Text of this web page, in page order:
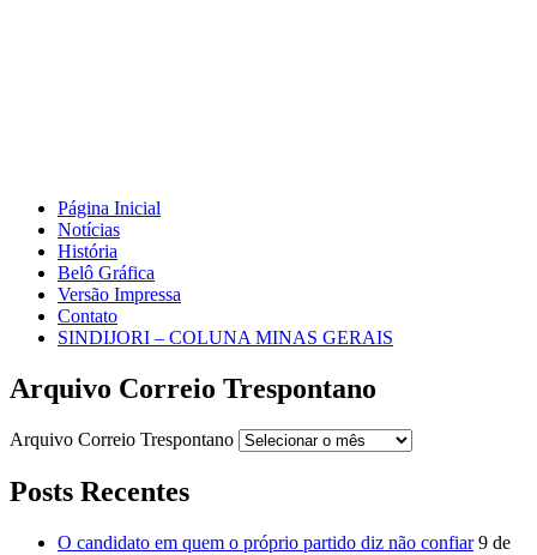
Página Inicial
Notícias
História
Belô Gráfica
Versão Impressa
Contato
SINDIJORI – COLUNA MINAS GERAIS
Arquivo Correio Trespontano
Arquivo Correio Trespontano
Posts Recentes
O candidato em quem o próprio partido diz não confiar 9 de